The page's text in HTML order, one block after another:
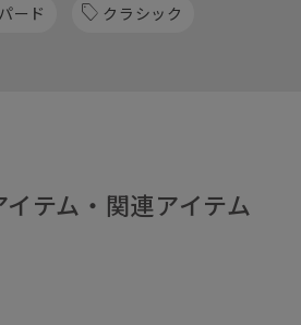
ード クラシック
テム・関連アイテム